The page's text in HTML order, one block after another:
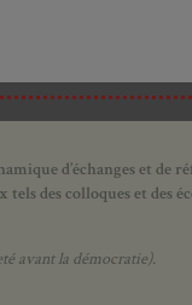
d’échanges et de
des colloques et des
avant la démocratie).